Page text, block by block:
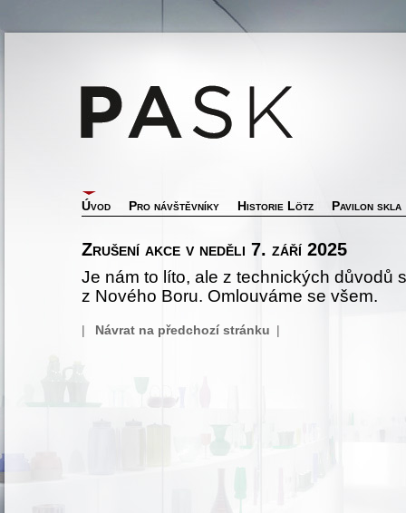
Úvod Pro návštěvníky Historie Lötz Pavilon skla
Zrušení akce v neděli 7. září 2025
Je nám to líto, ale z technických důvodů
z Nového Boru. Omlouváme se všem.
| Návrat na předchozí stránku |